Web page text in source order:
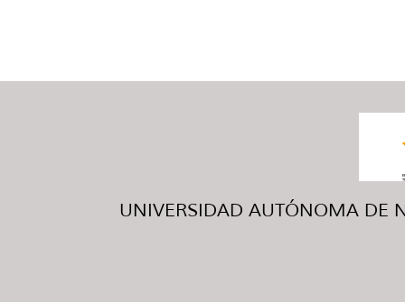
UNIVERSIDAD AUTÓNOMA DE